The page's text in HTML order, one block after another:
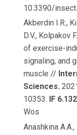
10.3390/
Akberdin I.R.,
D.V., Kolpakov
of exercise-
signaling, and
muscle //
Sciences.
10353.
IF
Wos
Anashkina